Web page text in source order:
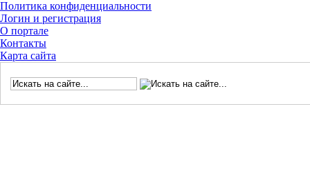
Политика конфиденциальности
Логин и регистрация
О портале
Контакты
Карта сайта